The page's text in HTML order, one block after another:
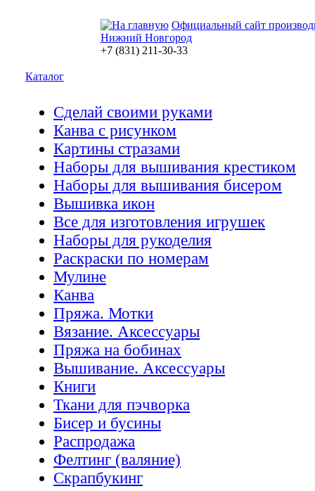
Официальный сайт
Нижний Новгород
+7 (831) 211-30-33
Каталог
Сделай своими руками
Канва с рисунком
Картины стразами
Наборы для вышивания крестиком
Наборы для вышивания бисером
Вышивка икон
Все для изготовления игрушек
Наборы для рукоделия
Раскраски по номерам
Мулине
Канва
Пряжа. Мотки
Вязание. Аксессуары
Пряжа на бобинах
Вышивание. Аксессуары
Книги
Ткани для пэчворка
Бисер и бусины
Распродажа
Фелтинг (валяние)
Скрапбукинг